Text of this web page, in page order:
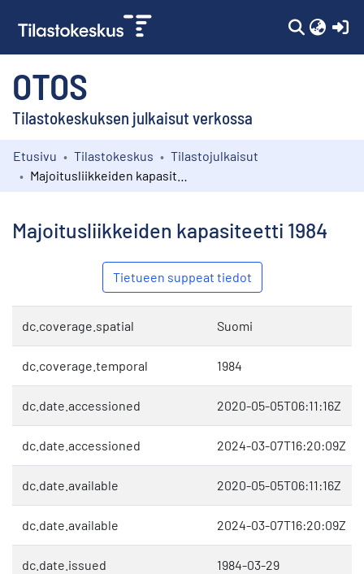
OTOS
Tilastokeskuksen julkaisut verkossa
Kokoelmat
Etusivu Tilastokeskus
Tilastojulkaisut
Majoitusliikkeiden kapasiteetti 1984
Tietueen suppeat tiedot
dc.coverage.spatial Suomi
dc.coverage.temporal 1984
dc.date.accessioned 2020-05-05T06:11:16Z
dc.date.accessioned 2024-03-07T16:20:09Z
dc.date.available 2020-05-05T06:11:16Z
dc.date.available 2024-03-07T16:20:09Z
dc.date.issued 1984-03-29